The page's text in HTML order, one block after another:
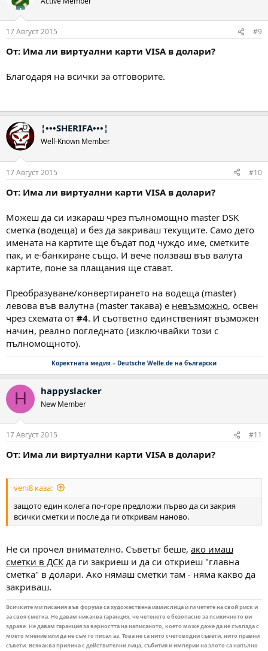
17 Август 2015 #9
От: Има ли виртуални карти VISA в долари?
Благодаря на всички за отговорите.
¦•••SHERIFA•••¦
Well-Known Member
17 Август 2015 #10
От: Има ли виртуални карти VISA в долари?
Можеш да си изкараш чрез пълномощно master DSK
сметка (водеща) и без да закриваш текущите. Само дето
имената на картите ще бъдат под чуждо име, сметките
пак, и е-банкиране също. И вече ползваш във валута
картите, поне за плащания ще стават.
Преобразуване/конвертирането на водеща (master)
левова във валутна (master такава) е невъзможно, освен
чрез схемата от #4. И съответно единственият възможен
начин, реално погледнато (изключвайки този с
пълномощното).
Коректната медия – Deutsche Welle.de на български
H happyslacker
New Member
17 Август 2015 #11
От: Има ли виртуални карти VISA в долари?
veni8 каза:
защото един колега по-горе предложи първо да си закрия
всички сметки и после да ги откривам наново.
Не си прочел внимателно. Съветът беше, ако имаш
сметки в ДСК да ги закриеш и да си откриеш "главна
сметка" в долари. Ако нямаш сметки там - няма какво да
закриваш.
Всичките ми писания във форума са художествена измислица и ги четете на свой риск и
за своя сметка. Не давам никаква гаранция, че четенето е безопасно за психичното ви
здраве. Не давам гаранция за верността на написаното, което може даже да не съвпада с
моето мнение или да не съм го писал аз. Това не са нито счетоводни съвети, нито правни
съвети. Всякаква прилика с действителни лица, събития и империи на злото са напълно